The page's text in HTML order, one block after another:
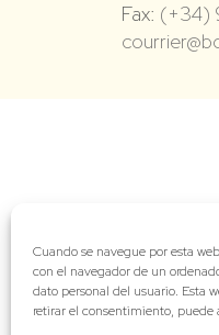
Cuando se navegue por esta
con el navegador de un
dato personal del usuario. Esta
retirar el consentimiento,
Fax: (+34)